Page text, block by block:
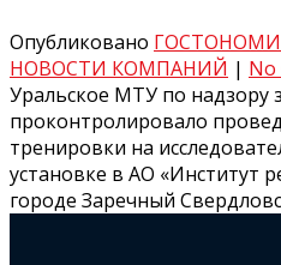
Опубликовано
НОВОСТИ КОМПАНИЙ | No
Уральское МТУ по надзору
проконтролировало
тренировки на
установке в АО «Институт
городе Заречный